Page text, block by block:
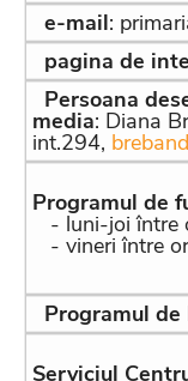
e-mail:
pagina de
Persoana
media: Diana
int.294,
Programul de
- luni-joi între
- vineri între
Programul
Serviciul